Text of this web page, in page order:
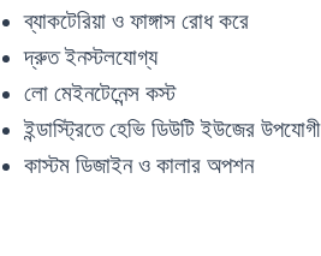
ব্যাকটেরিয়া ও ফাঙ্গাস রোধ করে
দ্রুত ইনস্টলযোগ্য
লো মেইনটেনেন্স কস্ট
ইন্ডাস্ট্রিতে হেভি ডিউটি ইউজের উপযোগী
কাস্টম ডিজাইন ও কালার অপশন